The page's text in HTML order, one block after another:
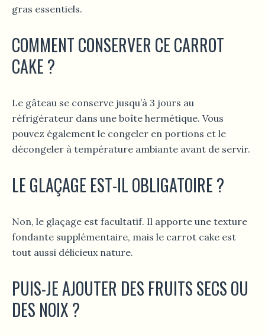
gras essentiels.
COMMENT CONSERVER CE CARROT
CAKE ?
Le gâteau se conserve jusqu’à 3 jours au
réfrigérateur dans une boîte hermétique. Vous
pouvez également le congeler en portions et le
décongeler à température ambiante avant de servir.
LE GLAÇAGE EST-IL OBLIGATOIRE ?
Non, le glaçage est facultatif. Il apporte une texture
fondante supplémentaire, mais le carrot cake est
tout aussi délicieux nature.
PUIS-JE AJOUTER DES FRUITS SECS OU
DES NOIX ?